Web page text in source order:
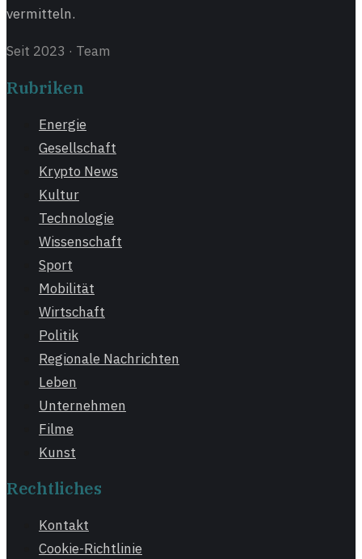
vermitteln.
Seit 2023 · Team
Rubriken
Energie
Gesellschaft
Krypto News
Kultur
Technologie
Wissenschaft
Sport
Mobilität
Wirtschaft
Politik
Regionale Nachrichten
Leben
Unternehmen
Filme
Kunst
Rechtliches
Kontakt
Cookie-Richtlinie